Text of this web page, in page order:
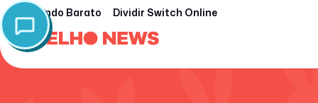
Nintendo Barato Dividir Switch Online